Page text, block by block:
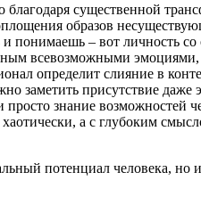
существенной
образов
понимаешь – вот личность
всевозможными
определит слияние в
заметить присутствие
знание возможностей
а с глубоким
потенциал человека, но